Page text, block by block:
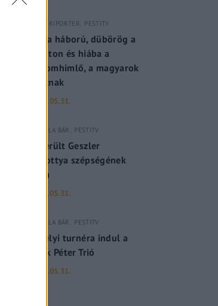
PESTI RIPORTER PESTITV
Dúl a háború, dübörög a
Balaton és hiába a
majomhimlő, a magyarok
utaznak
2022.05.31.
GERILLA BÁR PESTITV
Kiderült Geszler
Dorottya szépségének
titka
2022.05.31.
GERILLA BÁR PESTITV
Erdélyi turnéra indul a
Sárik Péter Trió
2022.05.31.